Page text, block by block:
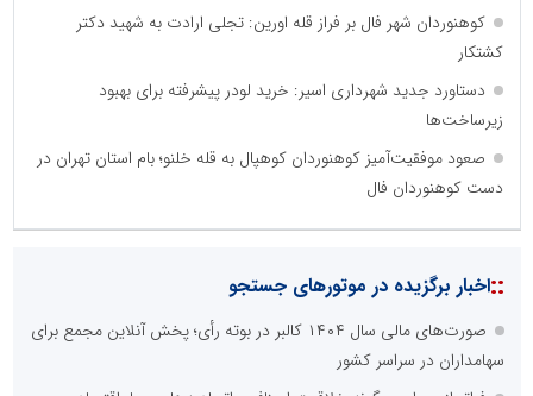
کوهنوردان شهر فال بر فراز قله اورین: تجلی ارادت به شهید دکتر
کشتکار
دستاورد جدید شهرداری اسیر: خرید لودر پیشرفته برای بهبود
زیرساخت‌ها
صعود موفقیت‌آمیز کوهنوردان کوهپال به قله خلنو؛ بام استان تهران در
دست کوهنوردان فال
::اخبار برگزیده در موتورهای جستجو
صورت‌های مالی سال ۱۴۰۴ کالبر در بوته رأی؛ پخش آنلاین مجمع برای
سهامداران در سراسر کشور